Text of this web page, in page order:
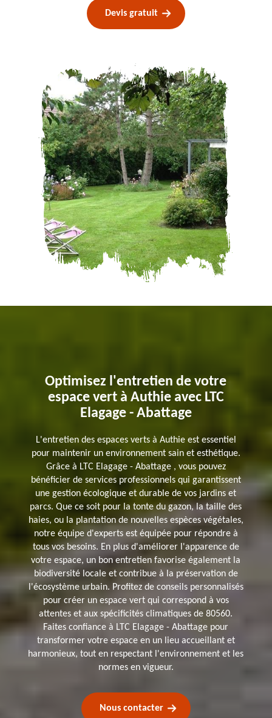
Devis gratuit
Optimisez l'entretien de votre
espace vert à Authie avec LTC
Elagage - Abattage
L'entretien des espaces verts à Authie est essentiel
pour maintenir un environnement sain et esthétique.
Grâce à LTC Elagage - Abattage , vous pouvez
bénéficier de services professionnels qui garantissent
une gestion écologique et durable de vos jardins et
parcs. Que ce soit pour la tonte du gazon, la taille des
haies, ou la plantation de nouvelles espèces végétales,
notre équipe d'experts est équipée pour répondre à
tous vos besoins. En plus d'améliorer l'apparence de
votre espace, un bon entretien favorise également la
biodiversité locale et contribue à la préservation de
l'écosystème urbain. Profitez de conseils personnalisés
pour créer un espace vert qui correspond à vos
attentes et aux spécificités climatiques de 80560.
Faites confiance à LTC Elagage - Abattage pour
transformer votre espace en un lieu accueillant et
harmonieux, tout en respectant l'environnement et les
normes en vigueur.
Nous contacter